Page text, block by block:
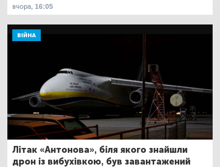
вчора, 16:05
ВІЙНА
Літак «Антонова», біля якого знайшли
дрон із вибухівкою, був завантажений